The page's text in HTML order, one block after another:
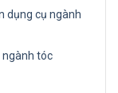
dụng cụ ngành
ngành tóc